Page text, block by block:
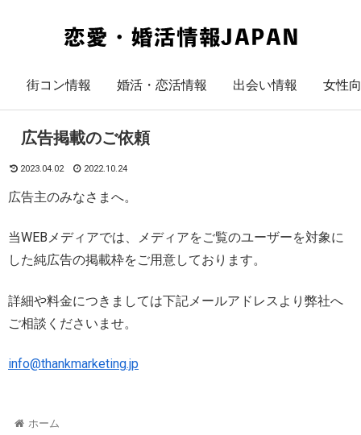
街コン情報 婚活・恋活情報 出会い情報 女性
広告掲載のご依頼
2023.04.02 2022.10.24
広告主のみなさまへ。
当WEBメディアでは、メディアをご覧のユーザーを対象に
した純広告の掲載枠をご用意しております。
詳細や料金につきましては下記メールアドレスより弊社へ
ご相談くださいませ。
info@thankmarketing.jp
ホーム